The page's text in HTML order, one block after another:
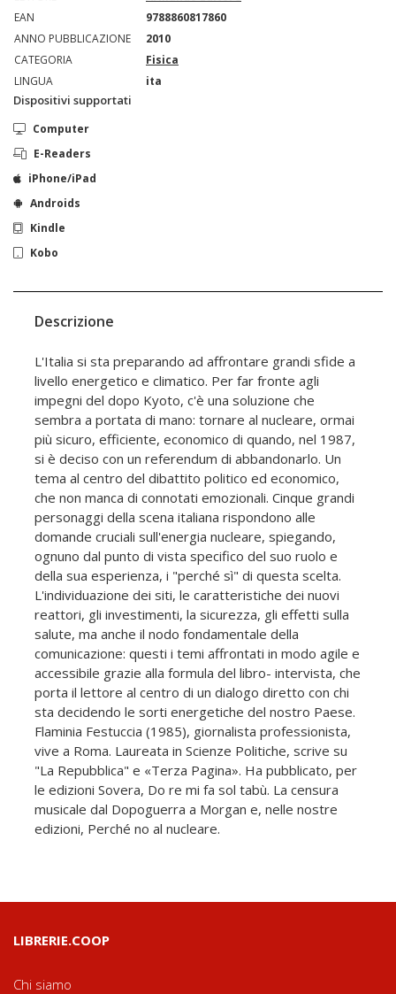
EAN
9788860817860
ANNO PUBBLICAZIONE
2010
CATEGORIA
Fisica
LINGUA
ita
Dispositivi supportati
Computer
E-Readers
iPhone/iPad
Androids
Kindle
Kobo
Descrizione
L'Italia si sta preparando ad affrontare grandi sfide a
livello energetico e climatico. Per far fronte agli
impegni del dopo Kyoto, c'è una soluzione che
sembra a portata di mano: tornare al nucleare, ormai
più sicuro, efficiente, economico di quando, nel 1987,
si è deciso con un referendum di abbandonarlo. Un
tema al centro del dibattito politico ed economico,
che non manca di connotati emozionali. Cinque grandi
personaggi della scena italiana rispondono alle
domande cruciali sull'energia nucleare, spiegando,
ognuno dal punto di vista specifico del suo ruolo e
della sua esperienza, i "perché sì" di questa scelta.
L'individuazione dei siti, le caratteristiche dei nuovi
reattori, gli investimenti, la sicurezza, gli effetti sulla
salute, ma anche il nodo fondamentale della
comunicazione: questi i temi affrontati in modo agile e
accessibile grazie alla formula del libro- intervista, che
porta il lettore al centro di un dialogo diretto con chi
sta decidendo le sorti energetiche del nostro Paese.
Flaminia Festuccia (1985), giornalista professionista,
vive a Roma. Laureata in Scienze Politiche, scrive su
"La Repubblica" e «Terza Pagina». Ha pubblicato, per
le edizioni Sovera, Do re mi fa sol tabù. La censura
musicale dal Dopoguerra a Morgan e, nelle nostre
edizioni, Perché no al nucleare.
LIBRERIE.COOP
Chi siamo